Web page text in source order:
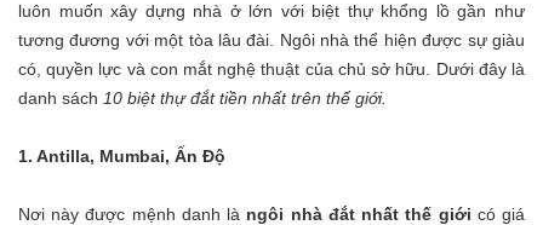
luôn muốn xây dựng nhà ở lớn với biệt thự khổng lồ gần như
tương đương với một tòa lâu đài. Ngôi nhà thể hiện được sự giàu
có, quyền lực và con mắt nghệ thuật của chủ sở hữu. Dưới đây là
danh sách 10 biệt thự đắt tiền nhất trên thế giới.
1. Antilla, Mumbai, Ấn Độ
Nơi này được mệnh danh là ngôi nhà đắt nhất thế giới có giá